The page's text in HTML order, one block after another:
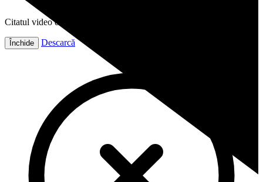
Citatul video este gata!
Închide Descarcă